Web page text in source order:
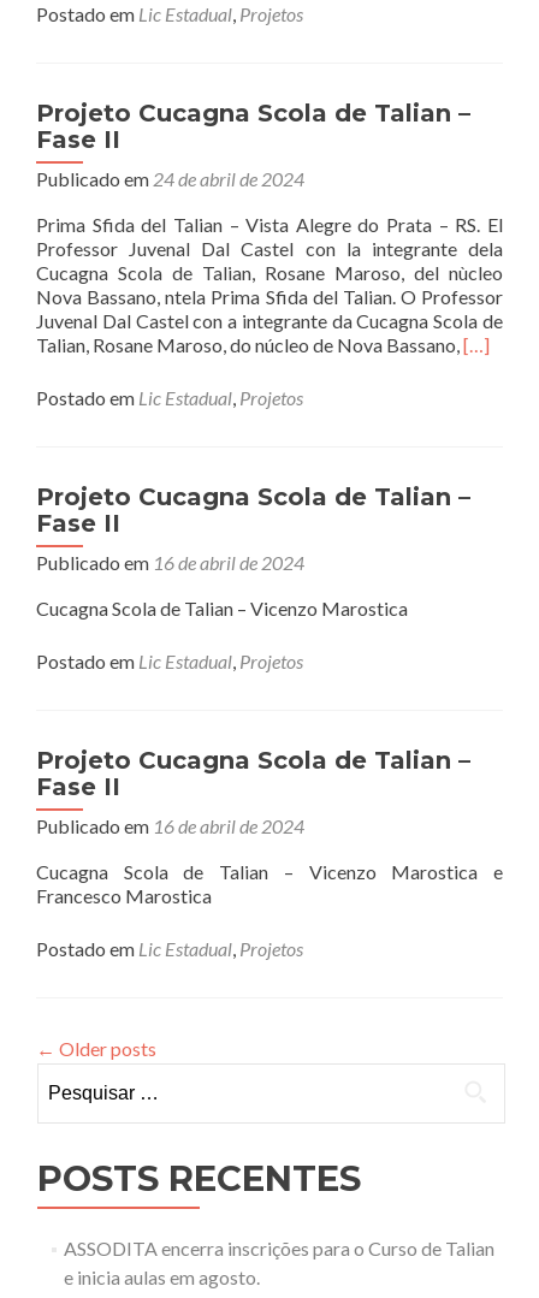
Postado em Lic Estadual, Projetos
Projeto Cucagna Scola de Talian –
Fase II
Publicado em 24 de abril de 2024
Prima Sfida del Talian – Vista Alegre do Prata – RS. El
Professor Juvenal Dal Castel con la integrante dela
Cucagna Scola de Talian, Rosane Maroso, del nùcleo
Nova Bassano, ntela Prima Sfida del Talian. O Professor
Juvenal Dal Castel con a integrante da Cucagna Scola de
Talian, Rosane Maroso, do núcleo de Nova Bassano,Read
[…]
Postado em Lic Estadual, Projetos
Projeto Cucagna Scola de Talian –
Fase II
Publicado em 16 de abril de 2024
Cucagna Scola de Talian – Vicenzo Marostica
Postado em Lic Estadual, Projetos
Projeto Cucagna Scola de Talian –
Fase II
Publicado em 16 de abril de 2024
Cucagna Scola de Talian – Vicenzo Marostica e
Francesco Marostica
Postado em Lic Estadual, Projetos
← Older posts
por:
POSTS RECENTES
ASSODITA encerra inscrições para o Curso de Talian
e inicia aulas em agosto.